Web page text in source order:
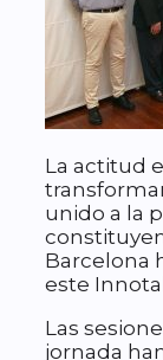
La actitud
unido a la
Barcelona
este
Las
jornada